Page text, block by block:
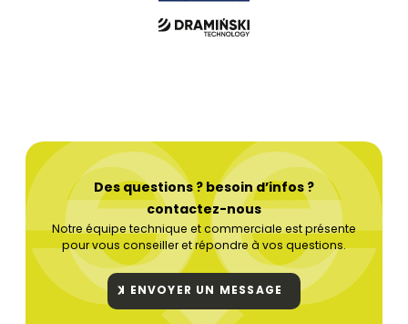
Des questions ? besoin d’infos ?
contactez-nous
Notre équipe technique et commerciale est présente
pour vous conseiller et répondre à vos questions.
ENVOYER UN MESSAGE